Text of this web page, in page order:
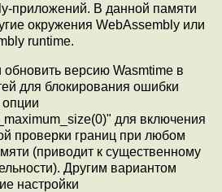
приложений. В данной памяти
окружения WebAssembly или
runtime.
версию Wasmtime в
для блокирования ошибки
опции
для включения
проверки границ при любом
(приводит к существенному
Другим вариантом
настройки